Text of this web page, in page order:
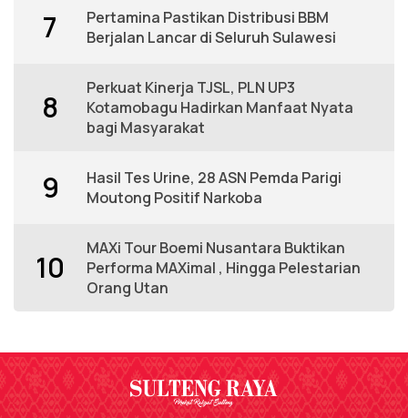
7
Pertamina Pastikan Distribusi BBM
Berjalan Lancar di Seluruh Sulawesi
8
Perkuat Kinerja TJSL, PLN UP3
Kotamobagu Hadirkan Manfaat Nyata
bagi Masyarakat
9
Hasil Tes Urine, 28 ASN Pemda Parigi
Moutong Positif Narkoba
10
MAXi Tour Boemi Nusantara Buktikan
Performa MAXimal , Hingga Pelestarian
Orang Utan